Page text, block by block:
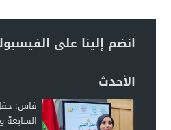
انضم إلينا على
الأحدث
فاس:
السابعة